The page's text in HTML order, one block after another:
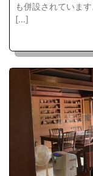
も併設されていま
[…]